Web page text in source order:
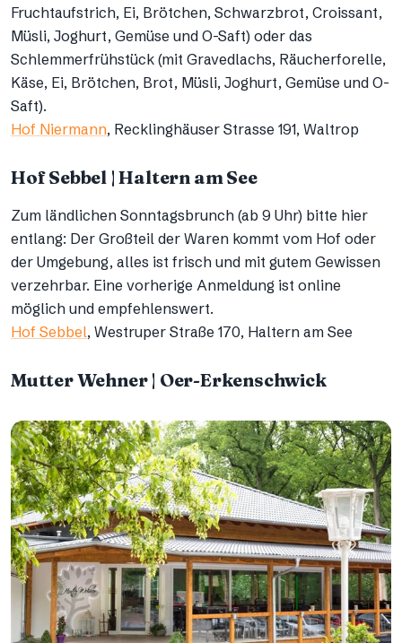
Fruchtaufstrich, Ei, Brötchen, Schwarzbrot, Croissant,
Müsli, Joghurt, Gemüse und O-Saft) oder das
Schlemmerfrühstück (mit Gravedlachs, Räucherforelle,
Käse, Ei, Brötchen, Brot, Müsli, Joghurt, Gemüse und O-
Saft).
Hof Niermann, Recklinghäuser Strasse 191, Waltrop
Hof Sebbel | Haltern am See
Zum ländlichen Sonntagsbrunch (ab 9 Uhr) bitte hier
entlang: Der Großteil der Waren kommt vom Hof oder
der Umgebung, alles ist frisch und mit gutem Gewissen
verzehrbar. Eine vorherige Anmeldung ist online
möglich und empfehlenswert.
Hof Sebbel, Westruper Straße 170, Haltern am See
Mutter Wehner | Oer-Erkenschwick